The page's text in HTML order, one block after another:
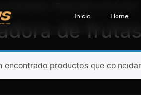
Inicio Home
etiquetados “Rebanadora de frutas”
de frutas
encontrado productos que